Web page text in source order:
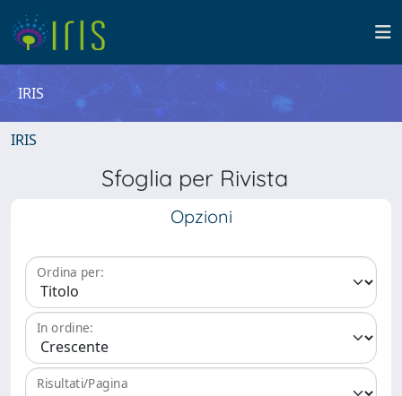
IRIS
IRIS
Sfoglia per Rivista
Opzioni
Ordina per:
In ordine:
Risultati/Pagina